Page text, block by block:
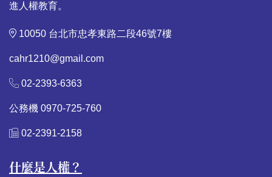
進人權教育。
10050 台北市忠孝東路二段46號7樓
cahr1210@gmail.com
02-2393-6363
公務機 0970-725-760
02-2391-2158
什麼是人權？